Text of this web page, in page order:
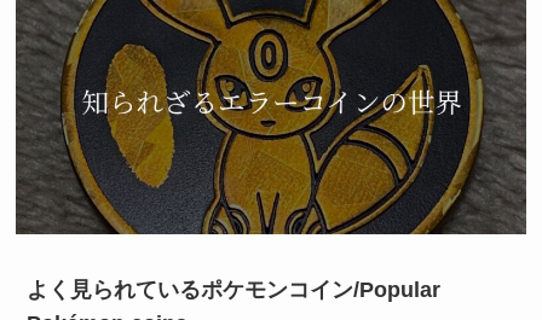
よく見られているポケモンコイン/Popular